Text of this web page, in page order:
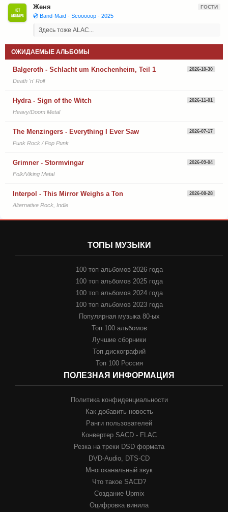
Женя ГОСТИ
💿 Band-Maid - Scooooop - 2025
Здесь тоже ALAC...
ОЖИДАЕМЫЕ АЛЬБОМЫ
Balgeroth - Schlacht um Knochenheim, Teil 1 2026-10-30
Death 'n' Roll
Hydra - Sign of the Witch 2026-11-01
Heavy/Doom Metal
The Menzingers - Everything I Ever Saw 2026-07-17
Punk Rock / Pop Punk
Grimner - Stormvingar 2026-09-04
Folk/Viking Metal
Interpol - This Mirror Weighs a Ton 2026-08-28
Alternative Rock, Indie
ТОПЫ МУЗЫКИ
100 топ альбомов 2026 года
100 топ альбомов 2025 года
100 топ альбомов 2024 года
100 топ альбомов 2023 года
Популярная музыка 80-ых
Топ 100 альбомов
Лучшие сборники
Топ дискографий
Топ 100 Россия
ПОЛЕЗНАЯ ИНФОРМАЦИЯ
Политика конфиденциальности
Как добавить новость
Ранги пользователей
Конвертер SACD - FLAC
Резка на треки DSD формата
DVD-Audio, DTS-CD
Многоканальный звук
Что такое SACD?
Создание Upmix
Оцифровка винила